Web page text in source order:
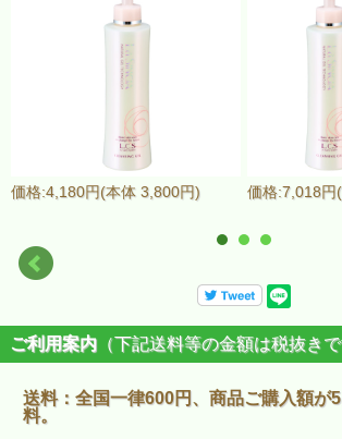
価格:4,180円(本体 3,800円) 価格:7,018円
ご利用案内 （下記送料等の金額は税抜きで
送料：全国一律600円、商品ご購入額が
料。